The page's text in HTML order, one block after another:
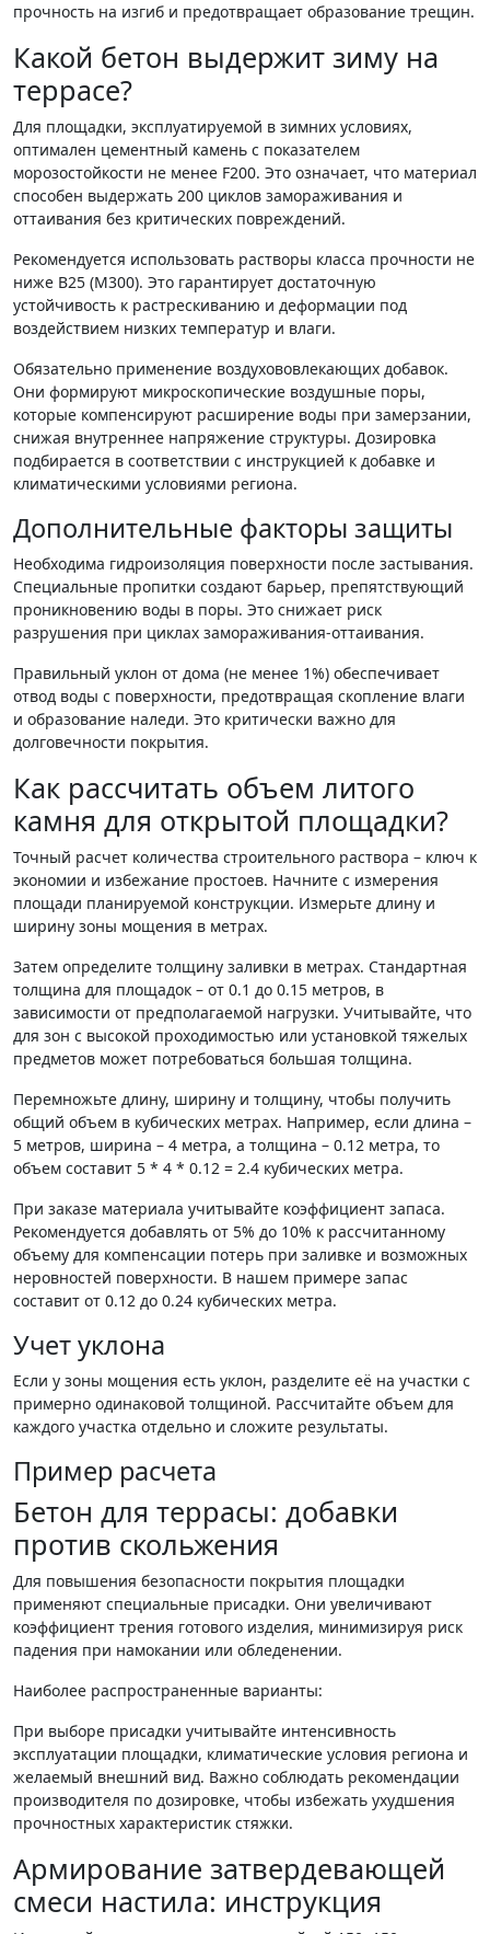
прочность на изгиб и предотвращает образование трещин.
Какой бетон выдержит зиму на
террасе?
Для площадки, эксплуатируемой в зимних условиях,
оптимален цементный камень с показателем
морозостойкости не менее F200. Это означает, что материал
способен выдержать 200 циклов замораживания и
оттаивания без критических повреждений.
Рекомендуется использовать растворы класса прочности не
ниже B25 (М300). Это гарантирует достаточную
устойчивость к растрескиванию и деформации под
воздействием низких температур и влаги.
Обязательно применение воздухововлекающих добавок.
Они формируют микроскопические воздушные поры,
которые компенсируют расширение воды при замерзании,
снижая внутреннее напряжение структуры. Дозировка
подбирается в соответствии с инструкцией к добавке и
климатическими условиями региона.
Дополнительные факторы защиты
Необходима гидроизоляция поверхности после застывания.
Специальные пропитки создают барьер, препятствующий
проникновению воды в поры. Это снижает риск
разрушения при циклах замораживания-оттаивания.
Правильный уклон от дома (не менее 1%) обеспечивает
отвод воды с поверхности, предотвращая скопление влаги
и образование наледи. Это критически важно для
долговечности покрытия.
Как рассчитать объем литого
камня для открытой площадки?
Точный расчет количества строительного раствора – ключ к
экономии и избежание простоев. Начните с измерения
площади планируемой конструкции. Измерьте длину и
ширину зоны мощения в метрах.
Затем определите толщину заливки в метрах. Стандартная
толщина для площадок – от 0.1 до 0.15 метров, в
зависимости от предполагаемой нагрузки. Учитывайте, что
для зон с высокой проходимостью или установкой тяжелых
предметов может потребоваться большая толщина.
Перемножьте длину, ширину и толщину, чтобы получить
общий объем в кубических метрах. Например, если длина –
5 метров, ширина – 4 метра, а толщина – 0.12 метра, то
объем составит 5 * 4 * 0.12 = 2.4 кубических метра.
При заказе материала учитывайте коэффициент запаса.
Рекомендуется добавлять от 5% до 10% к рассчитанному
объему для компенсации потерь при заливке и возможных
неровностей поверхности. В нашем примере запас
составит от 0.12 до 0.24 кубических метра.
Учет уклона
Если у зоны мощения есть уклон, разделите её на участки с
примерно одинаковой толщиной. Рассчитайте объем для
каждого участка отдельно и сложите результаты.
Пример расчета
Бетон для террасы: добавки
против скольжения
Для повышения безопасности покрытия площадки
применяют специальные присадки. Они увеличивают
коэффициент трения готового изделия, минимизируя риск
падения при намокании или обледенении.
Наиболее распространенные варианты:
При выборе присадки учитывайте интенсивность
эксплуатации площадки, климатические условия региона и
желаемый внешний вид. Важно соблюдать рекомендации
производителя по дозировке, чтобы избежать ухудшения
прочностных характеристик стяжки.
Армирование затвердевающей
смеси настила: инструкция